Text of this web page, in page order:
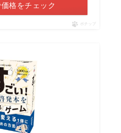
格をチェック
ポチップ